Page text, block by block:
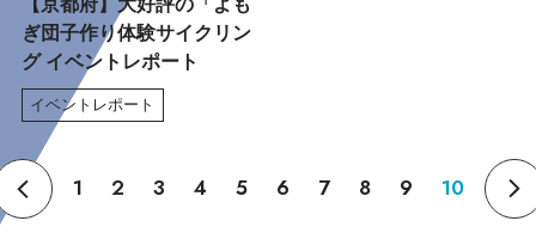
ぎ団子作り体験サイクリン
グ イベントレポート
イベントレポート
1 2 3 4 5 6 7 8 9 10